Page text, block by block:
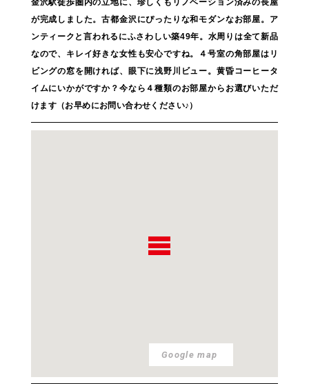
が完成しました。古都金沢にぴったりな和モダンなお部屋。ア
ンティークと言われるにふさわしい築49年。水周りは全て新品
なので、キレイ好きな女性も安心ですね。４号室の角部屋はリ
ビングの窓を開ければ、眼下に浅野川ビュー。黄昏コーヒータ
イムにいかがですか？今なら４種類のお部屋からお選びいただ
けます（お早めにお問い合わせください♪）
Google map